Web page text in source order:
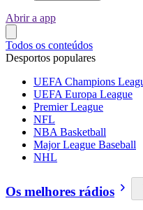
Abrir a app
Todos os conteúdos
Desportos populares
UEFA Champions
UEFA Europa League
Premier League
NFL
NBA Basketball
Major League Baseball
NHL
Os melhores rádios